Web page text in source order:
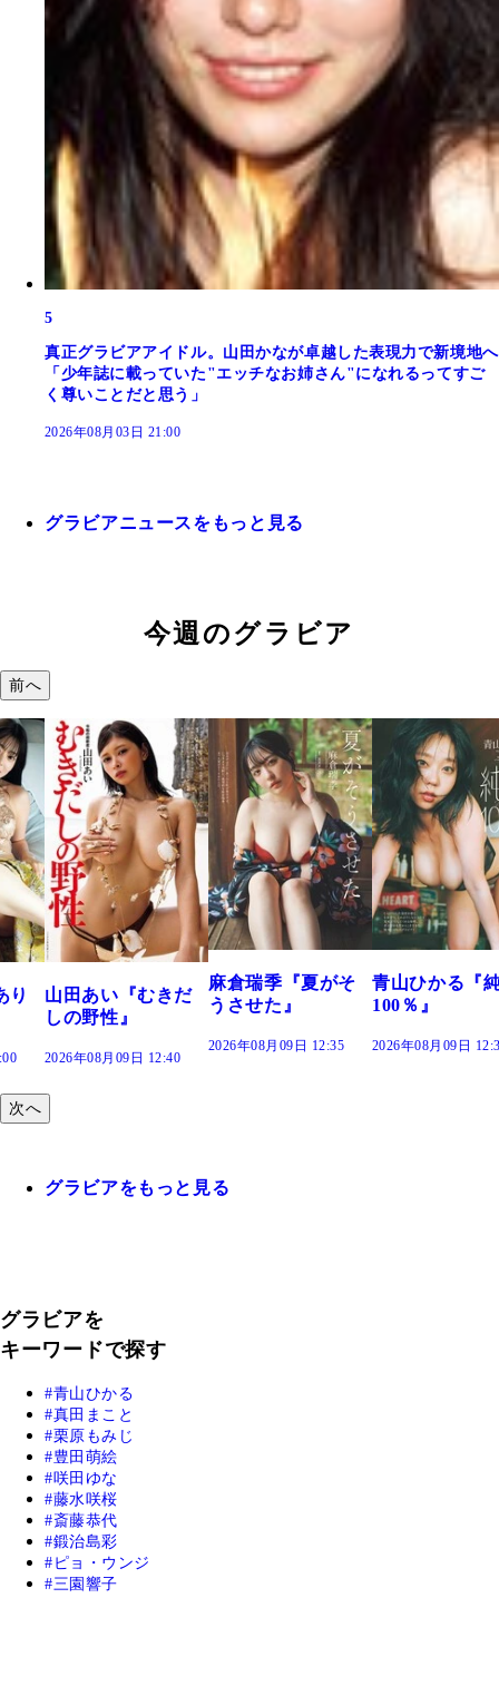
5
真正グラビアアイドル。山田かなが卓越した表現力で新境地へ
「少年誌に載っていた"エッチなお姉さん"になれるってすご
く尊いことだと思う」
2026年08月03日 21:00
グラビアニュースをもっと見る
今週のグラビア
前へ
山田あい『むきだ
しの野性』
2026年08月09日 12:40
麻倉瑞季『夏がそ
うさせた』
2026年08月09日 12:35
青山ひかる『
100％』
2026年08月09日
り
次へ
グラビアをもっと見る
グラビアを
キーワードで探す
青山ひかる
真田まこと
栗原もみじ
豊田萌絵
咲田ゆな
藤水咲桜
斎藤恭代
鍛治島彩
ピョ・ウンジ
三園響子